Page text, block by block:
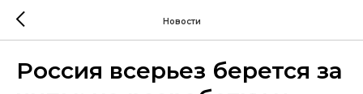
Новости
Россия всерьез берется за